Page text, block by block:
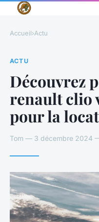
Accueil›Actu
ACTU
Découvrez
renault clio
pour la
Tom — 3 décembre 2024